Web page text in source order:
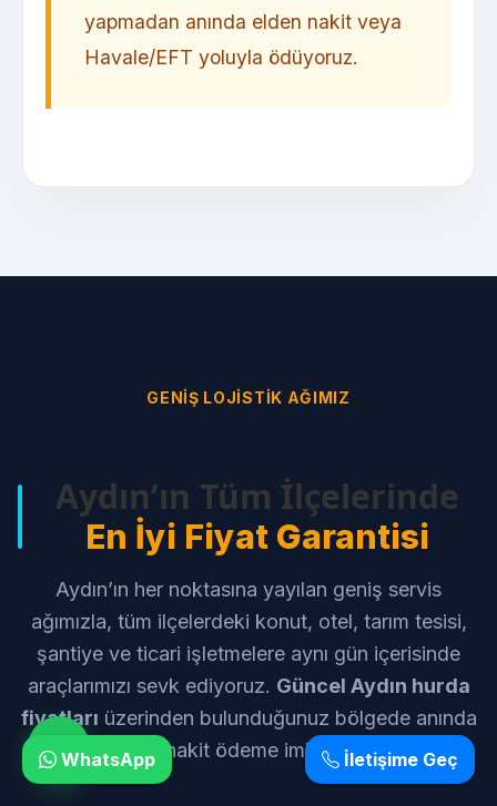
yapmadan anında elden nakit veya
Havale/EFT yoluyla ödüyoruz.
GENIŞ LOJISTIK AĞIMIZ
Aydın’ın Tüm İlçelerinde
En İyi Fiyat Garantisi
Aydın’ın her noktasına yayılan geniş servis
ağımızla, tüm ilçelerdeki konut, otel, tarım tesisi,
şantiye ve ticari işletmelere aynı gün içerisinde
araçlarımızı sevk ediyoruz. Güncel Aydın hurda
fiyatları üzerinden bulunduğunuz bölgede anında
ekspertiz ve nakit ödeme imkanı sunuyoruz.
İletişime Geç
WhatsApp